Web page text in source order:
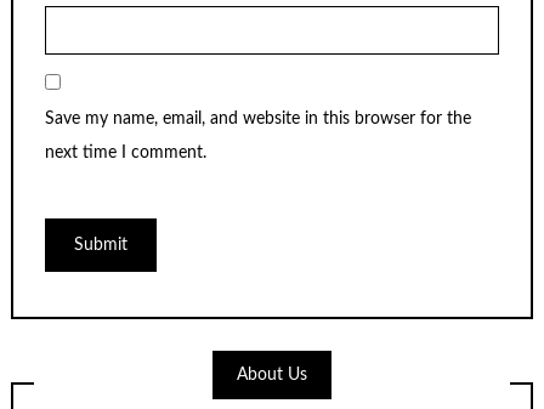
Save my name, email, and website in this browser for the
next time I comment.
About Us